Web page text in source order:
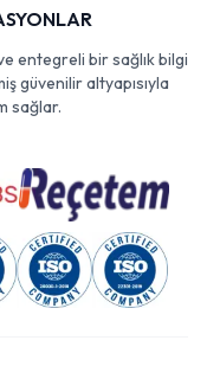
entegreli bir sağlık bilgi
güvenilir altyapısıyla
sağlar.